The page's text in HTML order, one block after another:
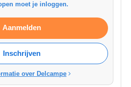
moet je inloggen.
Aanmelden
Inschrijven
over Delcampe